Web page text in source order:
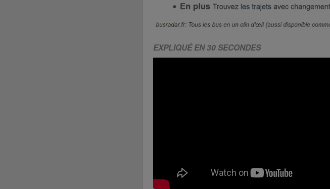
EXPLIQUÉ EN 30 SECONDES